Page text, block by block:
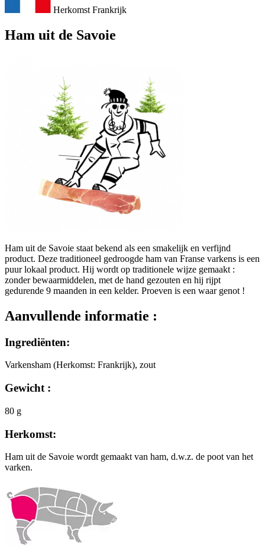
Herkomst Frankrijk
Ham uit de Savoie
Ham uit de Savoie staat bekend als een smakelijk en verfijnd
product. Deze traditioneel gedroogde ham van Franse varkens is een
puur lokaal product. Hij wordt op traditionele wijze gemaakt :
zonder bewaarmiddelen, met de hand gezouten en hij rijpt
gedurende 9 maanden in een kelder. Proeven is een waar genot !
Aanvullende informatie :
Ingrediënten:
Varkensham (Herkomst: Frankrijk), zout
Gewicht :
80 g
Herkomst:
Ham uit de Savoie wordt gemaakt van ham, d.w.z. de poot van het
varken.